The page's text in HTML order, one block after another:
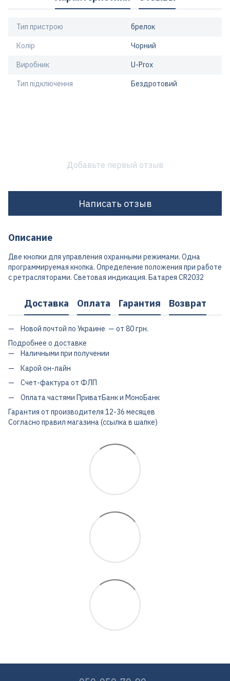
Тип пристрою брелок
Колір Чорний
Виробник U-Prox
Тип підключення Бездротовий
Добавьте первый отзыв
Написать отзыв
Описание
Две кнопки для управления охранными режимами. Одна
программируемая кнопка. Определение положения при работе
с ретрасляторами. Световая индикация. Батарея CR2032
Доставка Оплата Гарантия Возврат
Новой почтой по Украине — от 80 грн.
Подробнее о доставке
Наличными при получении
Карой он-лайн
Счет-фактура от ФЛП
Оплата частями ПриватБанк и МоноБанк
Гарантия от производителя 12-36 месяцев
Согласно правил магазина (ссылка в шапке)